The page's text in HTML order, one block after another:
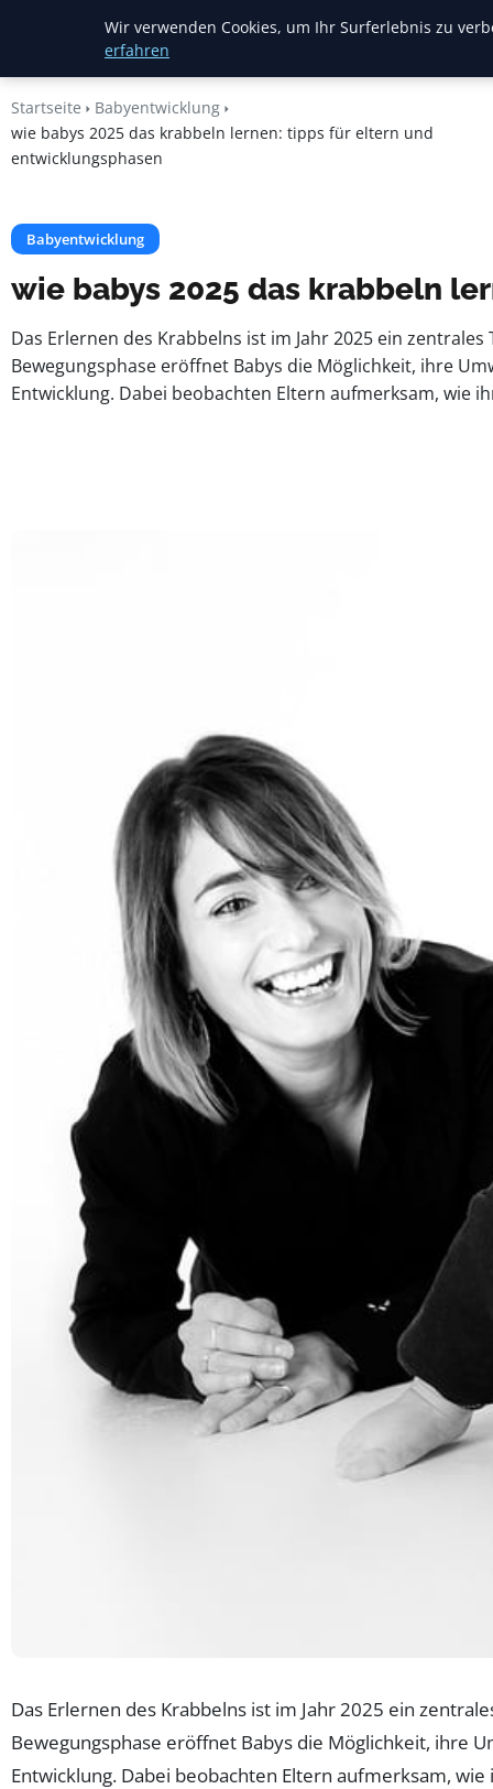
Mariannes
Kinderladen
Startseite
Babyentwicklung
wie babys 2025 das krabbeln lernen: tipps für eltern und
entwicklungsphasen
Babyentwicklung
wie babys 2025 das krabbeln
Das Erlernen des Krabbelns ist im Jahr 2025 ein
Bewegungsphase eröffnet Babys die Möglichkeit, ihre
Entwicklung. Dabei beobachten Eltern aufmerksam, wie
Das Erlernen des Krabbelns ist im Jahr 2025 ein
Bewegungsphase eröffnet Babys die Möglichkeit, ihre
Entwicklung. Dabei beobachten Eltern aufmerksam,
Wir verwenden Cookies, um Ihr Surferlebnis zu
erfahren